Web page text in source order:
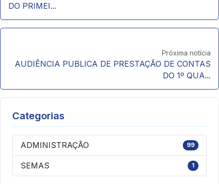
DO PRIMEI...
Próxima notícia
AUDIÊNCIA PUBLICA DE PRESTAÇÃO DE CONTAS
DO 1º QUA...
Categorias
ADMINISTRAÇÃO 99
SEMAS 1